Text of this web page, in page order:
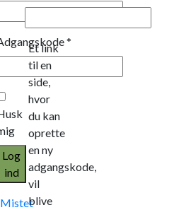
*
Log
ind
Mistet
Et link
til en
side,
hvor
du kan
oprette
en ny
adgangskode,
vil
blive